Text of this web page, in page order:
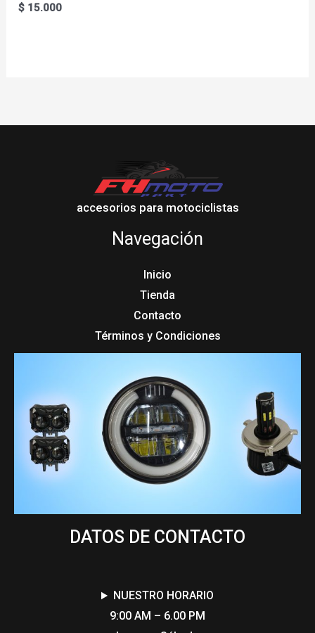
$ 15.000
accesorios para motociclistas
Navegación
Inicio
Tienda
Contacto
Términos y Condiciones
DATOS DE CONTACTO
NUESTRO HORARIO
9:00 AM – 6.00 PM